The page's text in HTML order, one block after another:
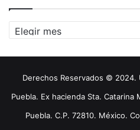
Archivos
Derechos Reservados © 2024.
Puebla. Ex hacienda Sta. Catarina
Puebla. C.P. 72810. México.